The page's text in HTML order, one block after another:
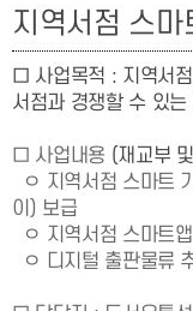
지역서점 스마
□ 사업목적 : 지역서
서점과 경쟁할 수 있는
□ 사업내용 (재교부
ㅇ 지역서점 스마트
이) 보급
ㅇ 지역서점 스마트
ㅇ 디지털 출판물류